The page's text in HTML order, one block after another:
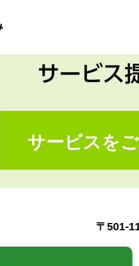
サービス
サービスを
〒501-